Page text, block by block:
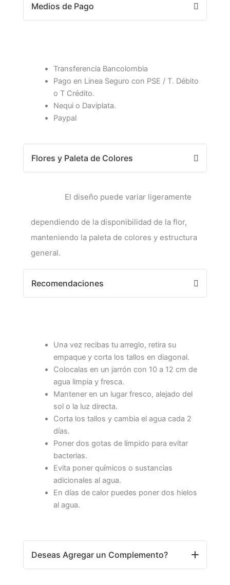
Medios de Pago
Transferencia Bancolombia
Pago en Linea Seguro con PSE / T. Débito
o T Crédito.
Nequi o Daviplata.
Paypal
Flores y Paleta de Colores
El diseño puede variar ligeramente
dependiendo de la disponibilidad de la flor,
manteniendo la paleta de colores y estructura
general.
Recomendaciones
Una vez recibas tu arreglo, retira su
empaque y corta los tallos en diagonal.
Colocalas en un jarrón con 10 a 12 cm de
agua limpia y fresca.
Mantener en un lugar fresco, alejado del
sol o la luz directa.
Corta los tallos y cambia el agua cada 2
días.
Poner dos gotas de límpido para evitar
bacterias.
Evita poner químicos o sustancias
adicionales al agua.
En días de calor puedes poner dos hielos
al agua.
Deseas Agregar un Complemento?